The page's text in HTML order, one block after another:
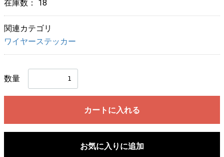
在庫数： 18
関連カテゴリ
ワイヤーステッカー
数量
カートに入れる
お気に入りに追加